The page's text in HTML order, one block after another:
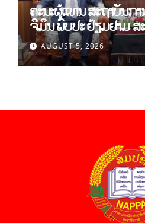
ຄະນະຜູ້ແທນ ສະຖາບັນກ
ຈີມິນ ພົບປະ ຢ້ຽມຢາມ ສ
ພັກAUGUST 5, 2026